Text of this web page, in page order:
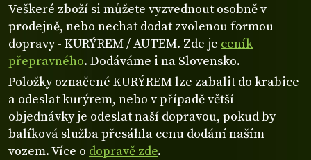
Veškeré zboží si můžete vyzvednout osobně v
prodejně, nebo nechat dodat zvolenou formou
dopravy - KURÝREM / AUTEM. Zde je ceník
přepravného. Dodáváme i na Slovensko.
Položky označené KURÝREM lze zabalit do krabice
a odeslat kurýrem, nebo v případě větší
objednávky je odeslat naší dopravou, pokud by
balíková služba přesáhla cenu dodání naším
vozem. Více o dopravě zde.